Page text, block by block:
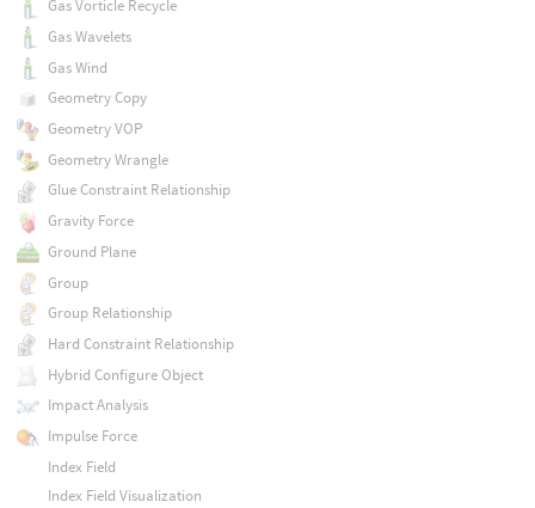
Gas Vorticle Recycle
Gas Wavelets
Gas Wind
Geometry Copy
Geometry VOP
Geometry Wrangle
Glue Constraint Relationship
Gravity Force
Ground Plane
Group
Group Relationship
Hard Constraint Relationship
Hybrid Configure Object
Impact Analysis
Impulse Force
Index Field
Index Field Visualization